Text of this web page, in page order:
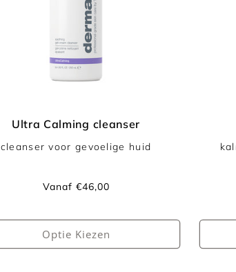
Ultra Calming cleanser
cleanser voor gevoelige huid
Normale
Vanaf €46,00
Optie Kiezen